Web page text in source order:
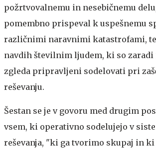
požrtvovalnemu in nesebičnemu
pomembno prispeval k uspešnemu
različnimi naravnimi katastrofami,
navdih številnim ljudem, ki so zaradi
zgleda pripravljeni sodelovati pri
reševanju.
Šestan se je v govoru med drugim
vsem, ki operativno sodelujejo v
reševanja, "ki ga tvorimo skupaj in ki